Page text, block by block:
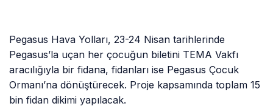
Pegasus Hava Yolları, 23-24 Nisan tarihlerinde
Pegasus’la uçan her çocuğun biletini TEMA Vakfı
aracılığıyla bir fidana, fidanları ise Pegasus Çocuk
Ormanı’na dönüştürecek. Proje kapsamında toplam 15
bin fidan dikimi yapılacak.